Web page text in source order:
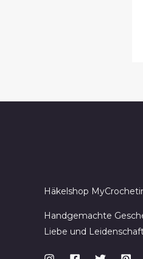
Häkelshop
Handgemachte
Liebe und